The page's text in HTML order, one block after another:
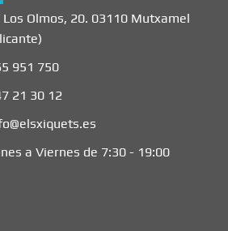
Los Olmos, 20. 03110 Mutxamel
951 750
21 30 12
a Viernes de 7:30 - 19:00